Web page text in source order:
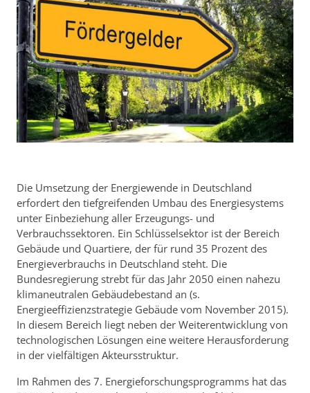
Die Umsetzung der Energiewende in Deutschland
erfordert den tiefgreifenden Umbau des Energiesystems
unter Einbeziehung aller Erzeugungs- und
Verbrauchssektoren. Ein Schlüsselsektor ist der Bereich
Gebäude und Quartiere, der für rund 35 Prozent des
Energieverbrauchs in Deutschland steht. Die
Bundesregierung strebt für das Jahr 2050 einen nahezu
klimaneutralen Gebäudebestand an (s.
Energieeffizienzstrategie Gebäude vom November 2015).
In diesem Bereich liegt neben der Weiterentwicklung von
technologischen Lösungen eine weitere Herausforderung
in der vielfältigen Akteursstruktur.
Im Rahmen des 7. Energieforschungsprogramms hat das